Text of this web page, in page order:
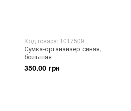
Код товара: 1017509
Сумка-органайзер синяя,
большая
350.00 грн